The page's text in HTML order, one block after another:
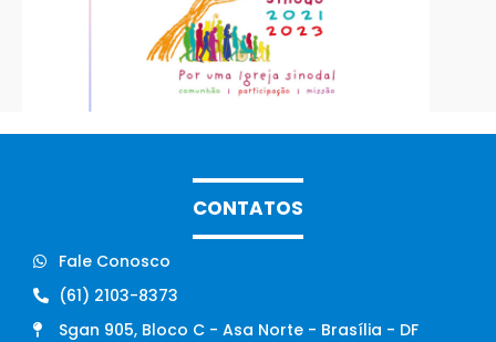
CONTATOS
Fale Conosco
(61) 2103-8373
Sgan 905, Bloco C - Asa Norte - Brasília - DF